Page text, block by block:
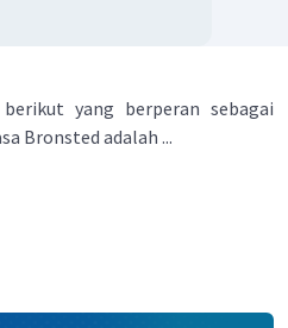
berikut yang berperan sebagai
Bronsted adalah ...